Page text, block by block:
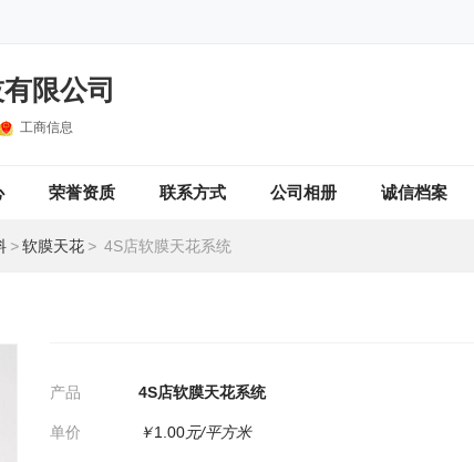
限公司
工商信息
荣誉资质 联系方式 公司相册 诚信档案
>软膜天花 > 4S店软膜天花系统
产品 4S店软膜天花系统
单价 ￥1.00元/平方米